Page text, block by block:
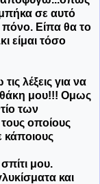
σε αυτό
Είπα θα το
είμαι τόσο
λέξεις για να
μου!!! Ομως
των
οποίους
κάποιους
μου.
και